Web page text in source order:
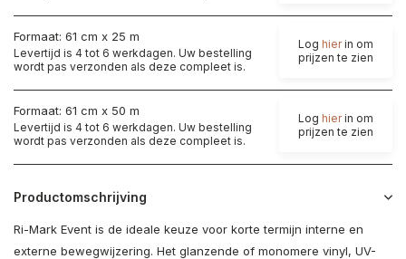
Formaat: 61 cm x 25 m
Levertijd is 4 tot 6 werkdagen. Uw bestelling
wordt pas verzonden als deze compleet is.
Log hierin om
prijzen te zien
Formaat: 61 cm x 50 m
Levertijd is 4 tot 6 werkdagen. Uw bestelling
wordt pas verzonden als deze compleet is.
Log hierin om
prijzen te zien
Productomschrijving
Ri-Mark Event is de ideale keuze voor korte termijn interne en
externe bewegwijzering. Het glanzende of monomere vinyl, UV-